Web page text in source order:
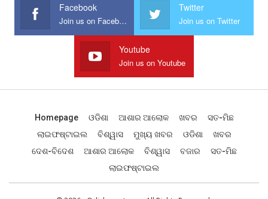
Facebook
Join us on Facebook
Twitter
Join us on Twitter
Youtube
Join us on Youtube
Homepage ଓଡିଶା ଆଶାର ଆଲୋକ ଖବର
ସତ-ମିଛ
ଲାଇଫଷ୍ଟାଇଲ
ବିଶ୍ୱାସ ମୁଖ୍ୟ ଖବର ଓଡିଶା
ଖବର
ଦେଶ-ବିଦେଶ
ଆଶାର ଆଲୋକ ବିଶ୍ୱାସ ବଜାର
ସତ-ମିଛ
ଲାଇଫଷ୍ଟାଇଲ